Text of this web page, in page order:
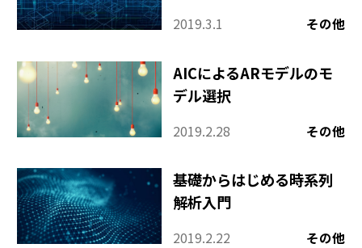
2019.3.1 その他
AICによるARモデルのモ
デル選択
2019.2.28 その他
基礎からはじめる時系列
解析入門
2019.2.22 その他